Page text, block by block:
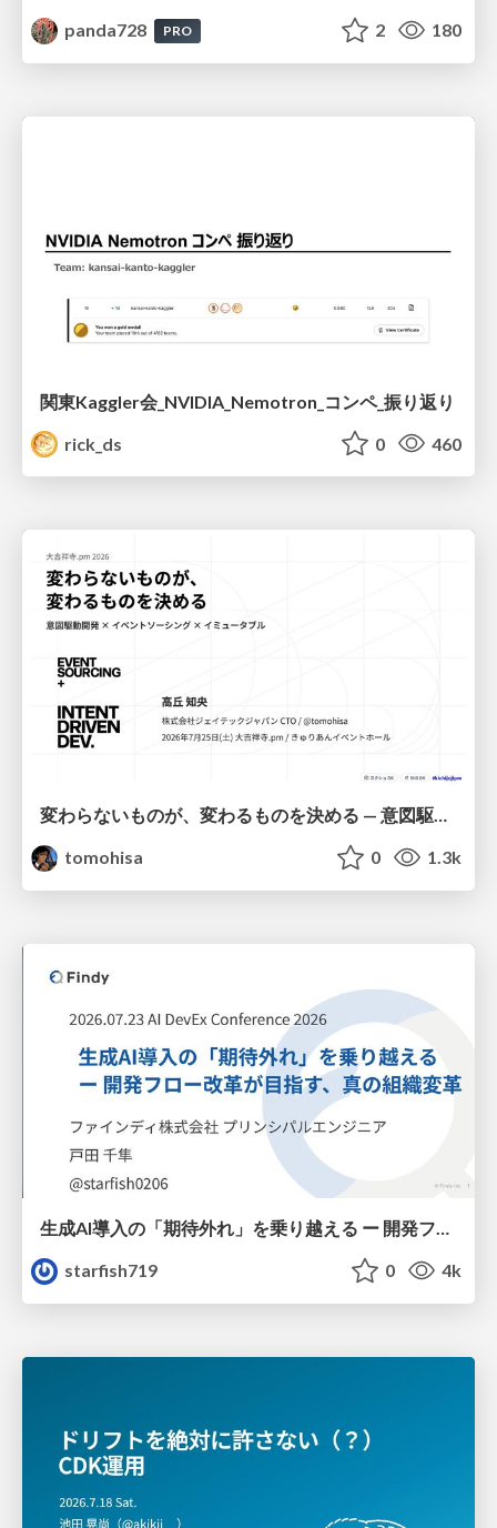
panda728
PRO 2 180
関東Kaggler会_NVIDIA_Nemotron_コンペ_振り返り
rick_ds
0 460
変わらないものが、変わるものを決める — 意図駆動開発 × イベントソーシング × イミュータブル | What Doesn't Change Decides What Can — IDD × Event Sourcing × Immutability
tomohisa
0 1.3k
生成AI導入の「期待外れ」を乗り越える ー 開発フロー改革が目指す、真の組織変革
starfish719
0 4k